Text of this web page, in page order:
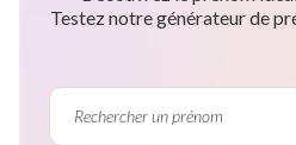
Testez notre générateur de